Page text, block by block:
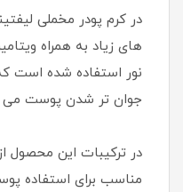
در کرم پودر مخملی
نور استفاده شده است
جوان تر شدن پوست می
در ترکیبات این محصول
مناسب برای استفاده